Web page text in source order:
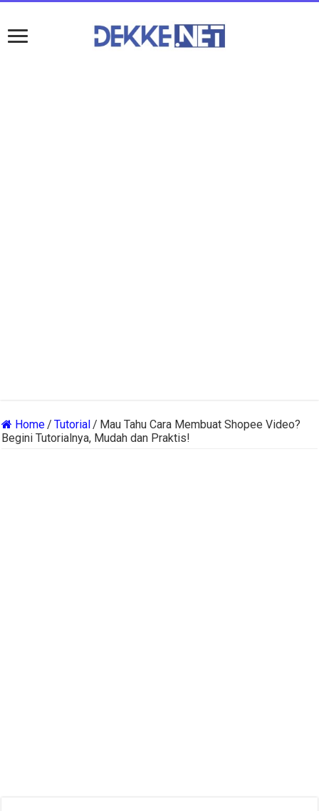
Home/ Tutorial/ Mau Tahu Cara Membuat Shopee Video?
Begini Tutorialnya, Mudah dan Praktis!